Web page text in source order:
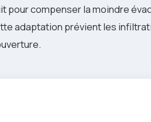
pour compenser la moindre
adaptation prévient les